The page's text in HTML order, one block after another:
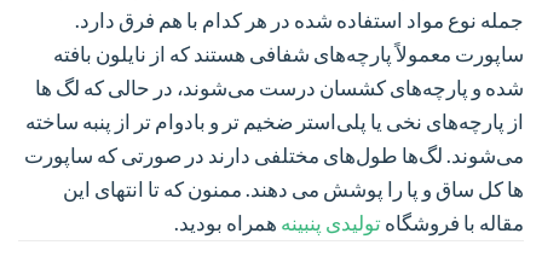
جمله نوع مواد استفاده شده در هر کدام با هم فرق دارد.
ساپورت معمولاً پارچه‌های شفافی هستند که از نایلون بافته
شده و پارچه‌های کشسان درست می‌شوند، در حالی که لگ ها
از پارچه‌های نخی یا پلی‌استر ضخیم‌ تر و بادوام‌ تر از پنبه ساخته
می‌شوند. لگ‌ها طول‌های مختلفی دارند در صورتی که ساپورت
ها کل ساق و پا را پوشش می دهند. ممنون که تا انتهای این
مقاله با فروشگاهتولیدی پنبینه همراه بودید.